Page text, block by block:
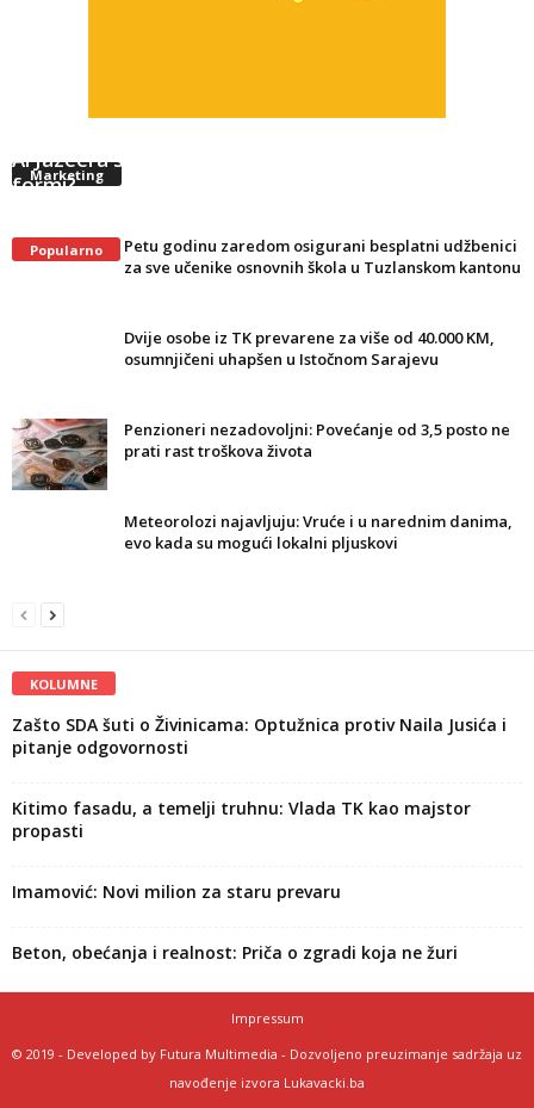
Marketing
Popularno
Al Jazeera se vraća u BiH i region, ali u digitalnoj
formi?
Petu godinu zaredom osigurani besplatni udžbenici
za sve učenike osnovnih škola u Tuzlanskom kantonu
Dvije osobe iz TK prevarene za više od 40.000 KM,
osumnjičeni uhapšen u Istočnom Sarajevu
Penzioneri nezadovoljni: Povećanje od 3,5 posto ne
prati rast troškova života
Meteorolozi najavljuju: Vruće i u narednim danima,
evo kada su mogući lokalni pljuskovi
KOLUMNE
Zašto SDA šuti o Živinicama: Optužnica protiv Naila Jusića i
pitanje odgovornosti
Kitimo fasadu, a temelji truhnu: Vlada TK kao majstor
propasti
Imamović: Novi milion za staru prevaru
Beton, obećanja i realnost: Priča o zgradi koja ne žuri
Impressum
© 2019 - Developed by Futura Multimedia - Dozvoljeno preuzimanje sadržaja uz
navođenje izvora Lukavacki.ba